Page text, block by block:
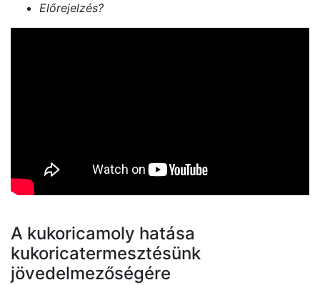
Előrejelzés?
A kukoricamoly hatása
kukoricatermesztésünk
jövedelmezőségére